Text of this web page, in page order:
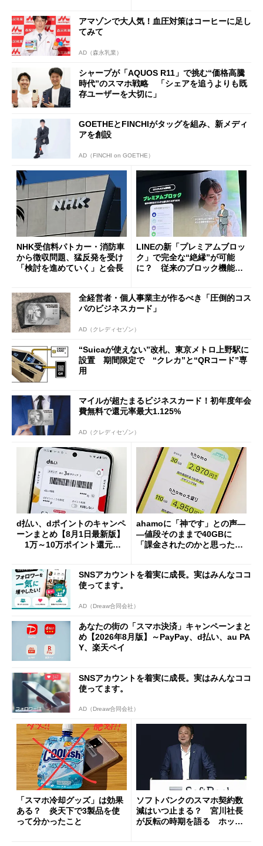
アマゾンで大人気！血圧対策はコーヒーに足し
てみて
AD（森永乳業）
シャープが「AQUOS R11」で挑む“価格高騰
時代”のスマホ戦略 「シェアを追うよりも既
存ユーザーを大切に」
GOETHEとFINCHIがタッグを組み、新メディ
アを創設
AD（FINCHI on GOETHE）
NHK受信料パトカー・消防車
から徴収問題、猛反発を受け
「検討を進めていく」と会長
LINEの新「プレミアムブロッ
ク」で完全な“絶縁”が可能
に？ 従来のブロック機能と
全経営者・個人事業主が作るべき「圧倒的コス
パのビジネスカード」
AD（クレディセゾン）
“Suicaが使えない”改札、東京メトロ上野駅に
設置 期間限定で “クレカ”と“QRコード”専
用
マイルが超たまるビジネスカード！初年度年会
費無料で還元率最大1.125%
AD（クレディセゾン）
d払い、dポイントのキャンペ
ーンまとめ【8月1日最新版】
1万～10万ポイント還元の
ahamoに「神です」との声―
―値段そのままで40GBに
「課金されたのかと思った」
SNSアカウントを着実に成長。実はみんなココ
使ってます。
AD（Dreaw合同会社）
あなたの街の「スマホ決済」キャンペーンまと
め【2026年8月版】～PayPay、d払い、au PA
Y、楽天ペイ
SNSアカウントを着実に成長。実はみんなココ
使ってます。
AD（Dreaw合同会社）
「スマホ冷却グッズ」は効果
ある？ 炎天下で3製品を使
って分かったこと
ソフトバンクのスマホ契約数
減はいつ止まる？ 宮川社長
が反転の時期を語る ホッピ